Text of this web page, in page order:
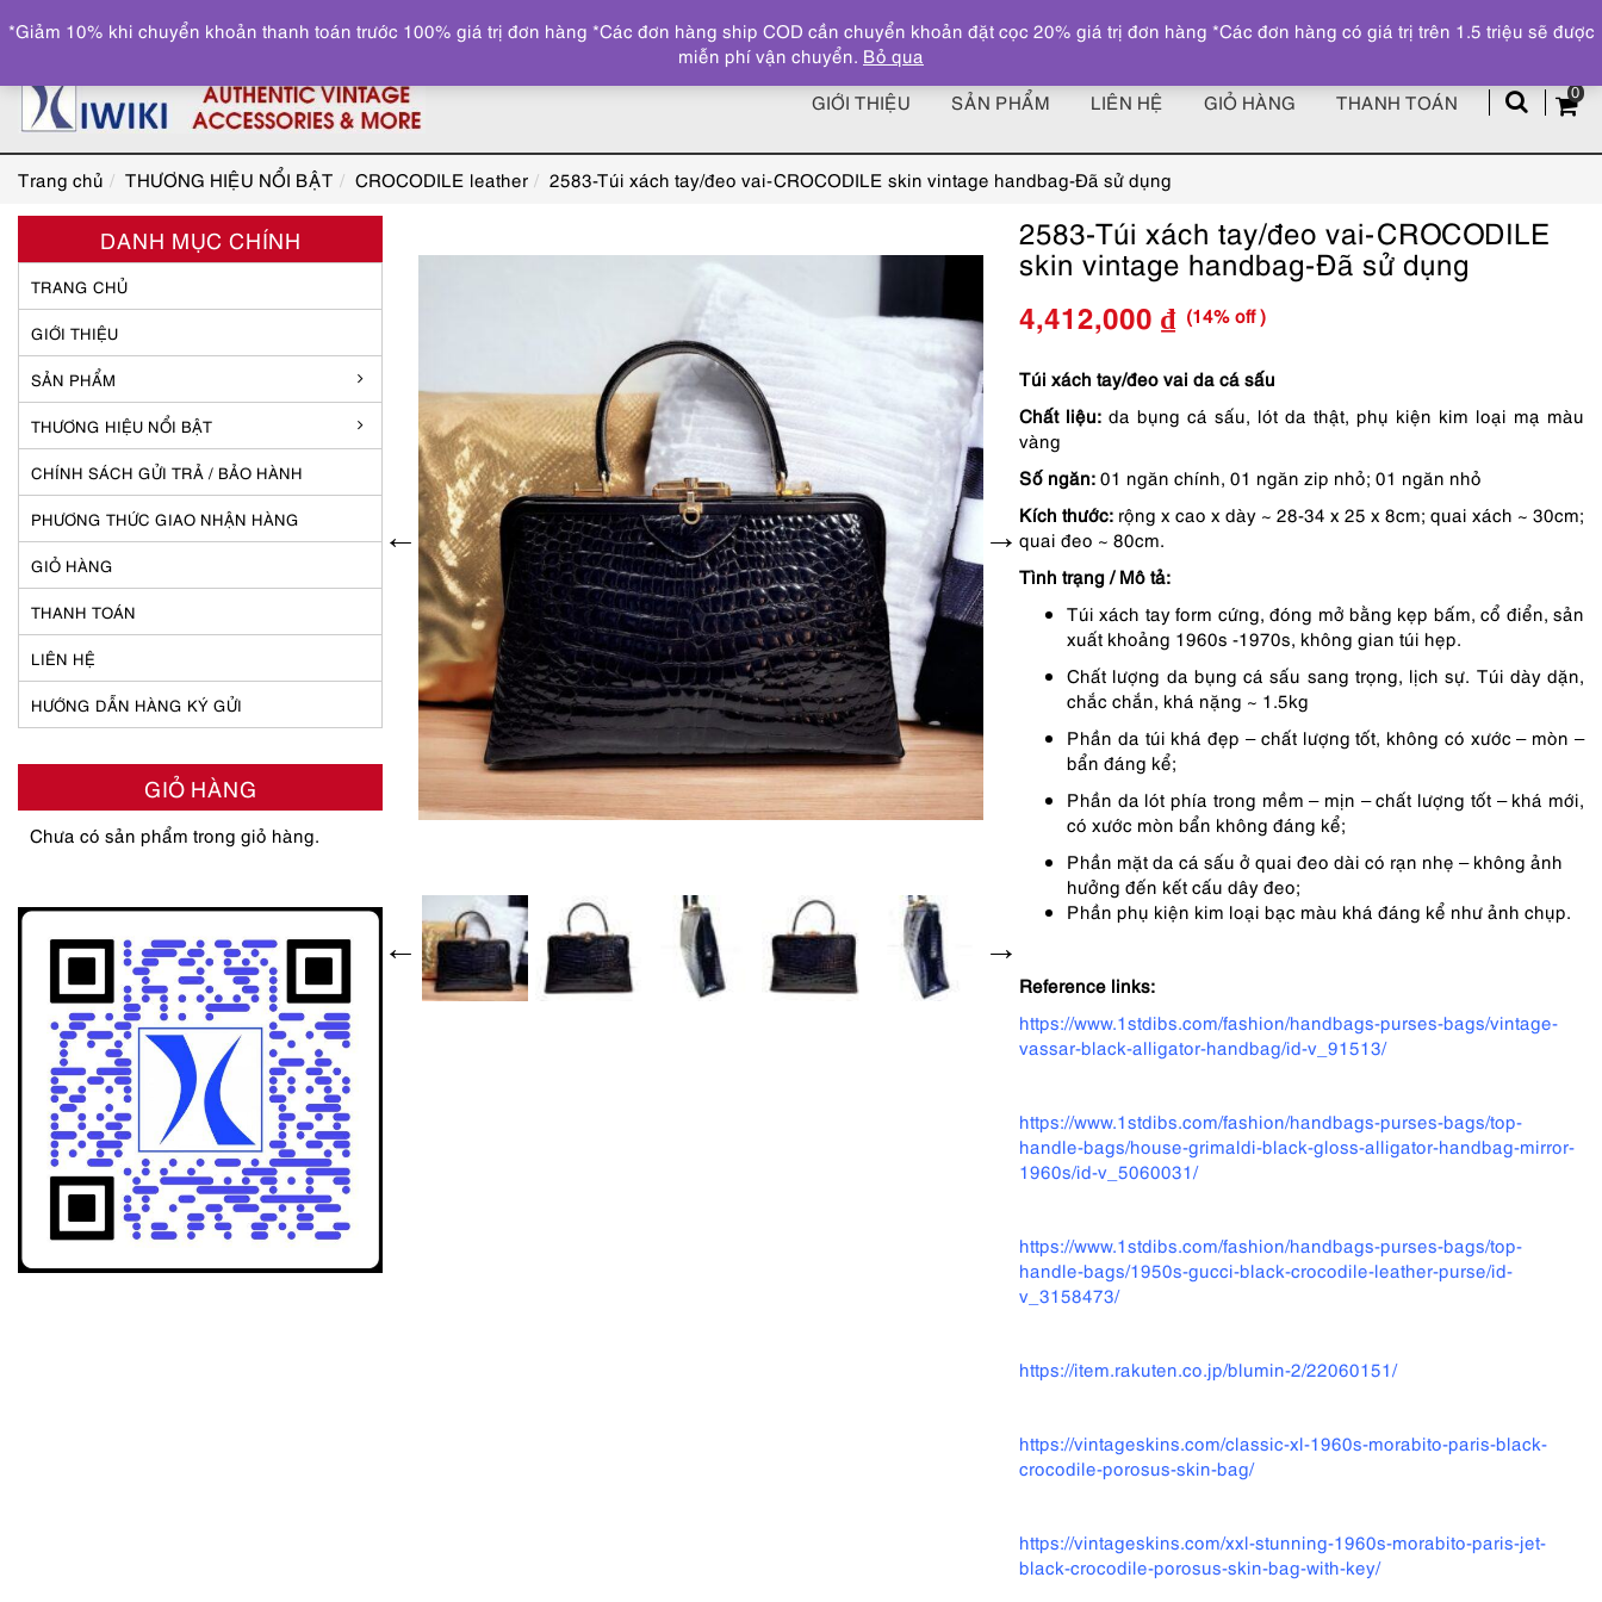
z
0
GIỚI THIỆU SẢN PHẨM LIÊN HỆ GIỎ HÀNG THANH TOÁN
Trang chủ THƯƠNG HIỆU NỔI BẬT CROCODILE leather 2583-Túi xách tay/đeo vai-CROCODILE skin vintage handbag-Đã sử dụng
2583-Túi xách tay/đeo vai-CROCODILE
skin vintage handbag-Đã sử dụng
Giá
gốc
là:
4,412,000 ₫
Giá
hiện
tại
(14% off )
Túi xách tay/đeo vai da cá sấu
Chất liệu: da bụng cá sấu, lót da thật, phụ kiện kim loại mạ màu
vàng
Số ngăn: 01 ngăn chính, 01 ngăn zip nhỏ; 01 ngăn nhỏ
Kích thước: rộng x cao x dày ~ 28-34 x 25 x 8cm; quai xách ~ 30cm;
quai đeo ~ 80cm.
Tình trạng / Mô tả:
Túi xách tay form cứng, đóng mở bằng kẹp bấm, cổ điển, sản
xuất khoảng 1960s -1970s, không gian túi hẹp.
Chất lượng da bụng cá sấu sang trọng, lịch sự. Túi dày dặn,
chắc chắn, khá nặng ~ 1.5kg
Phần da túi khá đẹp – chất lượng tốt, không có xước – mòn –
bẩn đáng kể;
Phần da lót phía trong mềm – mịn – chất lượng tốt – khá mới,
có xước mòn bẩn không đáng kể;
Phần mặt da cá sấu ở quai đeo dài có rạn nhẹ – không ảnh
hưởng đến kết cấu dây đeo;
Phần phụ kiện kim loại bạc màu khá đáng kể như ảnh chụp.
Reference links:
https://www.1stdibs.com/fashion/handbags-purses-bags/vintage-
vassar-black-alligator-handbag/id-v_91513/
https://www.1stdibs.com/fashion/handbags-purses-bags/top-
handle-bags/house-grimaldi-black-gloss-alligator-handbag-mirror-
1960s/id-v_5060031/
https://www.1stdibs.com/fashion/handbags-purses-bags/top-
handle-bags/1950s-gucci-black-crocodile-leather-purse/id-
v_3158473/
https://item.rakuten.co.jp/blumin-2/22060151/
https://vintageskins.com/classic-xl-1960s-morabito-paris-black-
crocodile-porosus-skin-bag/
https://vintageskins.com/xxl-stunning-1960s-morabito-paris-jet-
black-crocodile-porosus-skin-bag-with-key/
DANH MỤC CHÍNH
TRANG CHỦ
GIỚI THIỆU
SẢN PHẨM
THƯƠNG HIỆU NỔI BẬT
CHÍNH SÁCH GỬI TRẢ / BẢO HÀNH
PHƯƠNG THỨC GIAO NHẬN HÀNG
GIỎ HÀNG
THANH TOÁN
LIÊN HỆ
HƯỚNG DẪN HÀNG KÝ GỬI
GIỎ HÀNG
Chưa có sản phẩm trong giỏ hàng.
*Giảm 10% khi chuyển khoản thanh toán trước 100% giá trị đơn hàng *Các đơn hàng ship COD cần chuyển khoản đặt cọc 20% giá trị đơn hàng *Các đơn hàng có giá trị trên 1.5 triệu sẽ được
miễn phí vận chuyển. Bỏ qua